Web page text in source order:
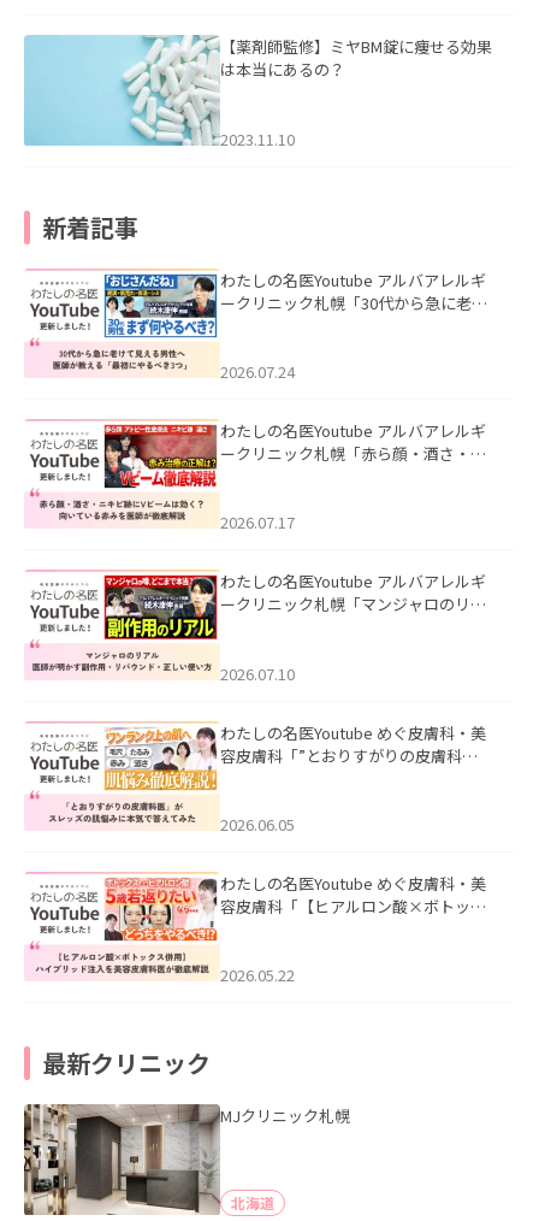
【薬剤師監修】ミヤBM錠に痩せる効果
は本当にあるの？
2023.11.10
新着記事
わたしの名医Youtube アルバアレルギ
ークリニック札幌「30代から急に老け
た。
2026.07.24
わたしの名医Youtube アルバアレルギ
ークリニック札幌「赤ら顔・酒さ・ニ
した。
2026.07.17
わたしの名医Youtube アルバアレルギ
ークリニック札幌「マンジャロのリア
た。
2026.07.10
わたしの名医Youtube めぐ皮膚科・美
容皮膚科「”とおりすがりの皮膚科
2026.06.05
わたしの名医Youtube めぐ皮膚科・美
容皮膚科「【ヒアルロン酸×ボトック
た。
2026.05.22
最新クリニック
MJクリニック札幌
北海道